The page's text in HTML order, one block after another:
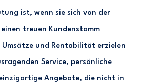
ist, wenn sie sich von der
treuen Kundenstamm
und Rentabilität erzielen
Service, persönliche
Angebote, die nicht in